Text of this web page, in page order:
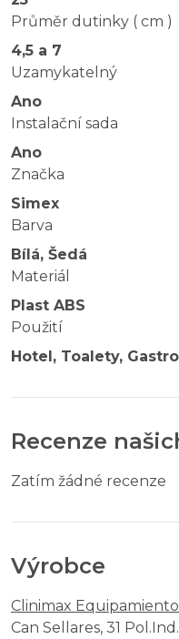
Průměr dutinky ( cm )
4,5 a 7
Uzamykatelný
Ano
Instalační sada
Ano
Značka
Simex
Barva
Bílá, Šedá
Materiál
Plast ABS
Použití
Hotel, Toalety,
Recenze
Zatím žádné recenze
Výrobce
Clinimax
Can Sellares, 31